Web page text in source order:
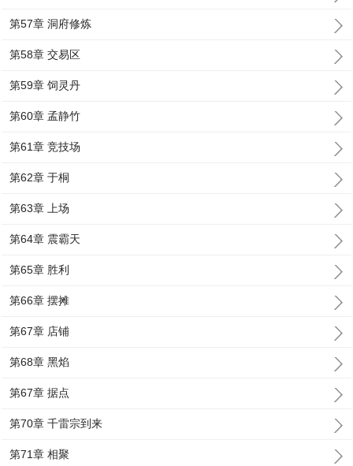
第57章 洞府修炼
第58章 交易区
第59章 饲灵丹
第60章 孟静竹
第61章 竞技场
第62章 于桐
第63章 上场
第64章 震霸天
第65章 胜利
第66章 摆摊
第67章 店铺
第68章 黑焰
第67章 据点
第70章 千雷宗到来
第71章 相聚